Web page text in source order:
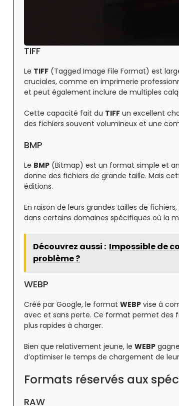
TIFF
Le TIFF (Tagged Image File Format) est
cruciales, comme en imprimerie
et peut également inclure de multiples
Cette capacité fait du TIFF un excellent
des fichiers souvent volumineux et une
BMP
Le BMP (Bitmap) est un format simple et
donne des fichiers de grande taille. Mais
éditions.
En raison de leurs grandes tailles de
dans certains domaines spécifiques où la
Découvrez aussi : Impossible de
problème ?
WEBP
Créé par Google, le format WEBP vise à
avec et sans perte. Ce format permet des
plus rapides à charger.
Bien que relativement jeune, le WEBP
d’optimiser le temps de chargement de
Formats réservés aux
RAW